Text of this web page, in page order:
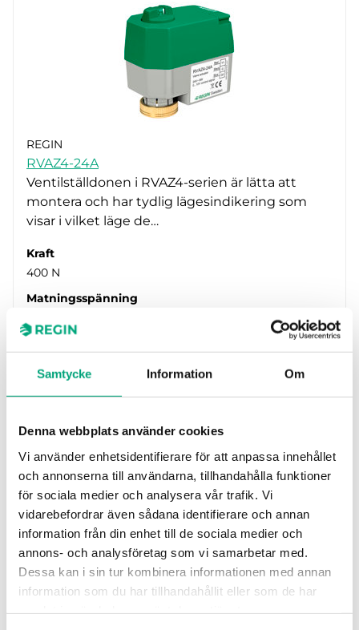
Samtycke Information Om
Denna webbplats använder cookies
Vi använder enhetsidentifierare för att anpassa innehållet
och annonserna till användarna, tillhandahålla funktioner
för sociala medier och analysera vår trafik. Vi
vidarebefordrar även sådana identifierare och annan
information från din enhet till de sociala medier och
annons- och analysföretag som vi samarbetar med.
Dessa kan i sin tur kombinera informationen med annan
information som du har tillhandahållit eller som de har
REGIN
RVAZ4-24A
Ventilställdonen i RVAZ4-serien är lätta att
montera och har tydlig lägesindikering som
visar i vilket läge de…
Kraft
400 N
Matningsspänning
REGIN
RVAZ4L1-24A
Ventilställdonen i RVAZ4-serien är lätta att